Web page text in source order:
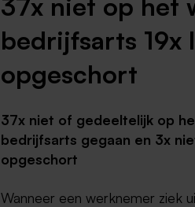
bedrijfsarts 19x
opgeschort
37x niet of gedeeltelijk op
bedrijfsarts gegaan en 3x
opgeschort
Wanneer een werknemer ziek